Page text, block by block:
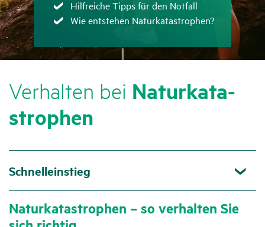
Zutreffend
Hilfreiche Tipps für den Notfall
Zutreffend
Wie entstehen Naturkatastrophen?
Verhalten bei Natur­ka­ta­
stro­phen
Schnelleinstieg
Natur­ka­ta­stro­phen – so verhalten Sie